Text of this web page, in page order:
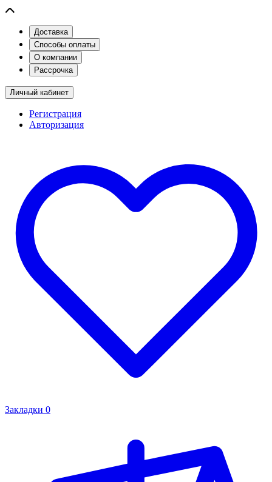
Доставка
Способы оплаты
О компании
Рассрочка
Личный кабинет
Регистрация
Авторизация
Закладки 0